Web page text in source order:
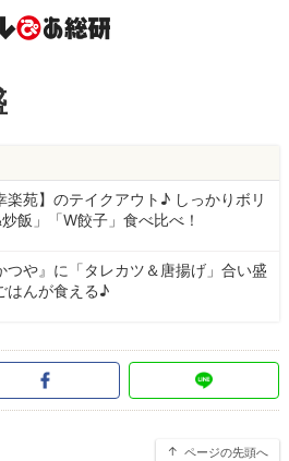
楽苑】のテイクアウト♪ しっかりボリ
飯」「W餃子」食べ比べ！
つや』に「タレカツ＆唐揚げ」合い盛
はんが食える♪
ページの先頭へ